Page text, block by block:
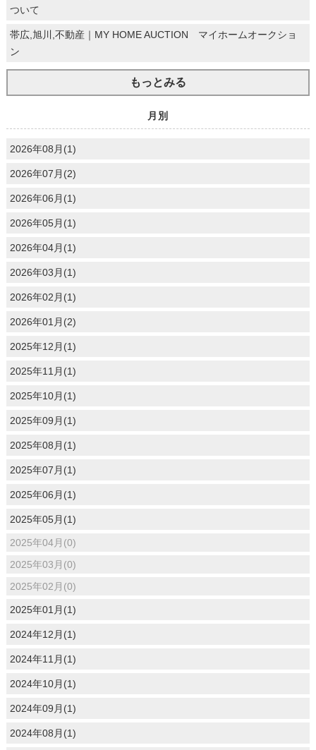
ついて
帯広,旭川,不動産｜MY HOME AUCTION マイホームオークショ
ン
もっとみる
月別
2026年08月(1)
2026年07月(2)
2026年06月(1)
2026年05月(1)
2026年04月(1)
2026年03月(1)
2026年02月(1)
2026年01月(2)
2025年12月(1)
2025年11月(1)
2025年10月(1)
2025年09月(1)
2025年08月(1)
2025年07月(1)
2025年06月(1)
2025年05月(1)
2025年04月(0)
2025年03月(0)
2025年02月(0)
2025年01月(1)
2024年12月(1)
2024年11月(1)
2024年10月(1)
2024年09月(1)
2024年08月(1)